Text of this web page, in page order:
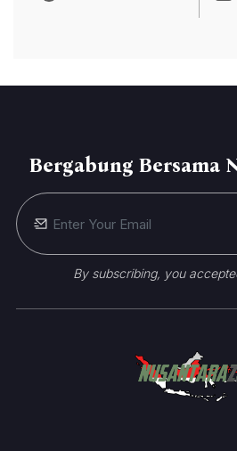
Bergabung Bersama
By subscribing, you